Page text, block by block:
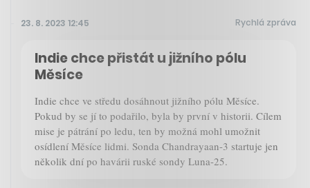
23. 8. 2023 12:45 Rychlá zpráva
Indie chce přistát u jižního pólu
Měsíce
Indie chce ve středu dosáhnout jižního pólu Měsíce.
Pokud by se jí to podařilo, byla by první v historii. Cílem
mise je pátrání po ledu, ten by možná mohl umožnit
osídlení Měsíce lidmi. Sonda Chandrayaan-3 startuje jen
několik dní po havárii ruské sondy Luna-25.